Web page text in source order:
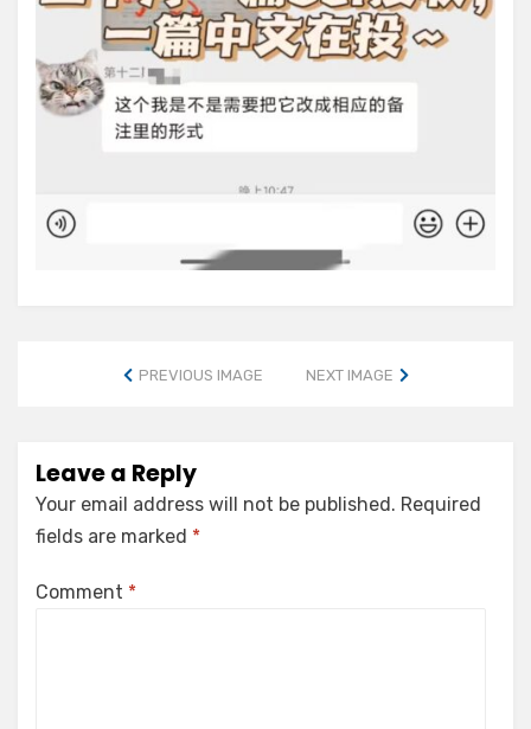
PREVIOUS IMAGE NEXT IMAGE
Leave a Reply
Your email address will not be published. Required
fields are marked *
Comment *